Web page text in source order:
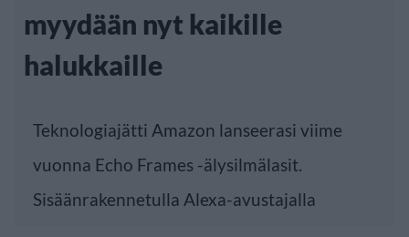
myydään nyt kaikille
halukkaille
Teknologiajätti Amazon lanseerasi viime
vuonna Echo Frames -älysilmälasit.
Sisäänrakennetulla Alexa-avustajalla